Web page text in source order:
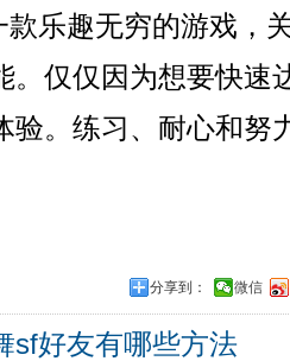
乐趣无穷的游戏，
。仅仅因为想要快速
验。练习、耐心和努
分享到：
微信
sf好友有哪些方法